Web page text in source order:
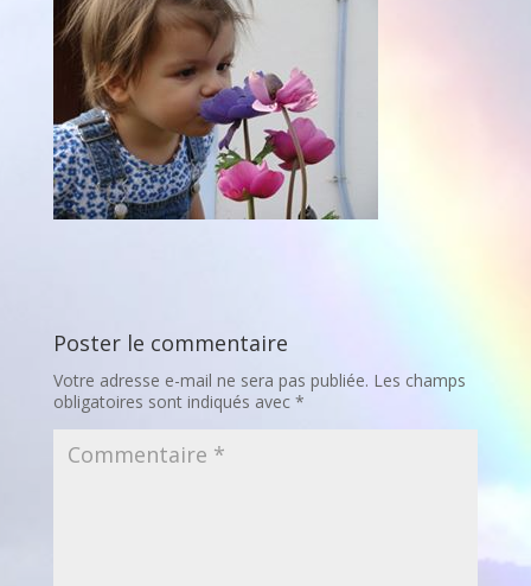
Poster le commentaire
Votre adresse e-mail ne sera pas publiée. Les champs
obligatoires sont indiqués avec *